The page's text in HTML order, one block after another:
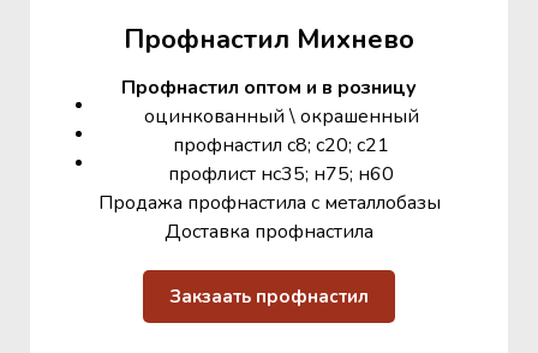
Профнастил Михнево
Профнастил оптом и в розницу
оцинкованный \ окрашенный
профнастил с8; с20; с21
профлист нс35; н75; н60
Продажа профнастила с металлобазы
Доставка профнастила
Закзаать профнастил